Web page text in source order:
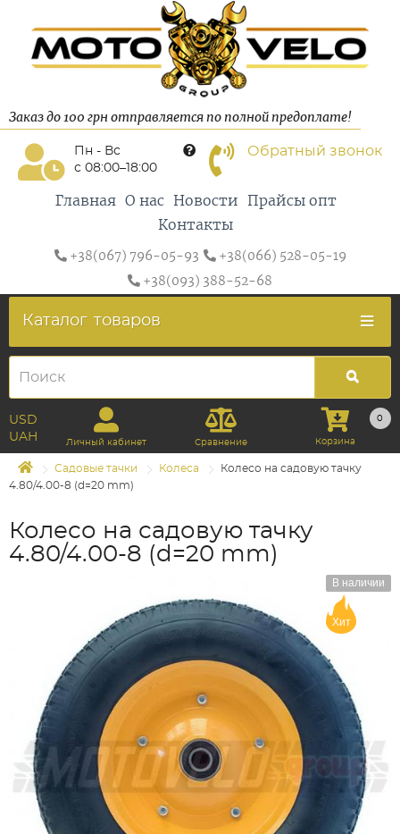
Заказ до 100 грн отправляется по полной предоплате!
Пн - Вс
с 08:00–18:00
Обратный звонок
Главная О нас Новости
Прайсы опт
Контакты
+38(067) 796-05-93
+38(066) 528-05-19
+38(093) 388-52-68
Каталог товаров
USD
UAH
Личный кабинет Сравнение
0
Корзина
Садовые тачки Колеса
Колесо на садовую тачку
4.80/4.00-8 (d=20 mm)
Колесо на садовую тачку
4.80/4.00-8 (d=20 mm)
В наличии
Хит